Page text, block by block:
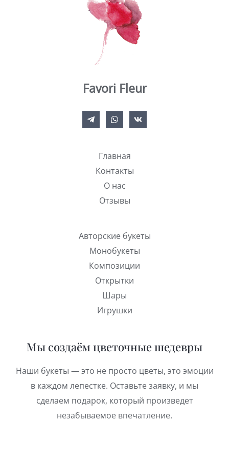
Favori Fleur
Главная
Контакты
О нас
Отзывы
Авторские букеты
Монобукеты
Композиции
Открытки
Шары
Игрушки
Мы создаём цветочные шедевры
Наши букеты — это не просто цветы, это эмоции
в каждом лепестке. Оставьте заявку, и мы
сделаем подарок, который произведет
незабываемое впечатление.